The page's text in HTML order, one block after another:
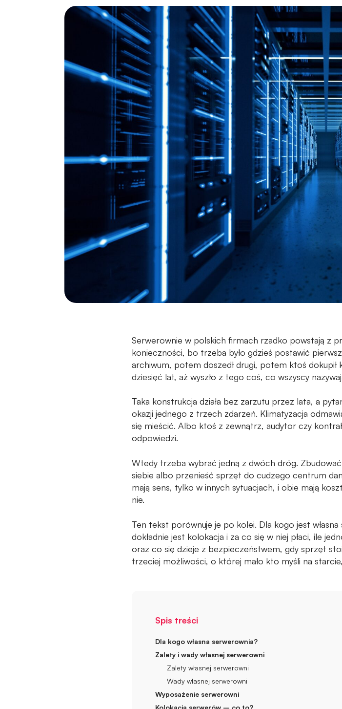
Serwerownie w polskich firmach rzadko powstają z
konieczności, bo trzeba było gdzieś postawić
archiwum, potem doszedł drugi, potem ktoś dokupił
dziesięć lat, aż wyszło z tego coś, co wszyscy
Taka konstrukcja działa bez zarzutu przez lata, a
okazji jednego z trzech zdarzeń. Klimatyzacja
się mieścić. Albo ktoś z zewnątrz, audytor czy
odpowiedzi.
Wtedy trzeba wybrać jedną z dwóch dróg.
siebie albo przenieść sprzęt do cudzego centrum
mają sens, tylko w innych sytuacjach, i obie mają
nie.
Ten tekst porównuje je po kolei. Dla kogo jest
dokładnie jest kolokacja i za co się w niej płaci, ile
oraz co się dzieje z bezpieczeństwem, gdy sprzęt
trzeciej możliwości, o której mało kto myśli na
Spis treści
Dla kogo własna serwerownia?
Zalety i wady własnej serwerowni
Zalety własnej serwerowni
Wady własnej serwerowni
Wyposażenie serwerowni
Kolokacja serwerów – co to?